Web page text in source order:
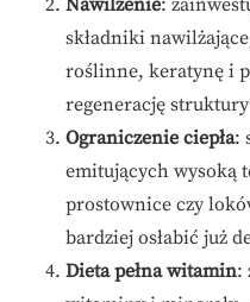
Nawilżenie:
składniki
roślinne, keratynę i
regenerację struktury
Ograniczenie ciepła:
emitujących wysoką
prostownice czy
bardziej osłabić już
Dieta pełna witamin: